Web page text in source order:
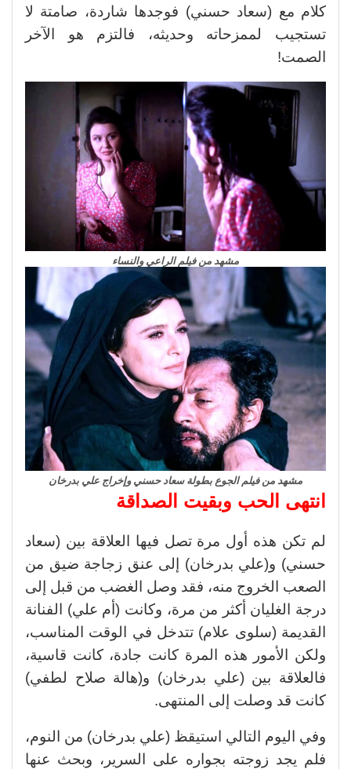
كلام مع (سعاد حسني) فوجدها شاردة، صامتة لا
تستجيب لممزحاته وحديثه، فالتزم هو الآخر
الصمت!
مشهد من فيلم الراعي والنساء
مشهد من فيلم الجوع بطولة سعاد حسني وإخراج علي بدرخان
انتهى الحب وبقيت الصداقة
لم تكن هذه أول مرة تصل فيها العلاقة بين (سعاد
حسني) و(علي بدرخان) إلى عنق زجاجة ضيق من
الصعب الخروج منه، فقد وصل الغضب من قبل إلى
درجة الغليان أكثر من مرة، وكانت (أم علي) الفنانة
القديمة (سلوى علام) تتدخل في الوقت المناسب،
ولكن الأمور هذه المرة كانت جادة، كانت قاسية،
فالعلاقة بين (علي بدرخان) و(هالة صلاح لطفي)
كانت قد وصلت إلى المنتهى.
وفي اليوم التالي استيقظ (علي بدرخان) من النوم،
فلم يجد زوجته بجواره على السرير، وبحث عنها